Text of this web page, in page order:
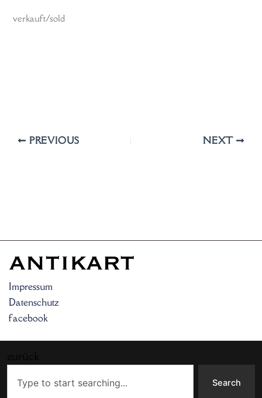
verkauft/sold
PREVIOUS NEXT
Impressum
Datenschutz
facebook
Search